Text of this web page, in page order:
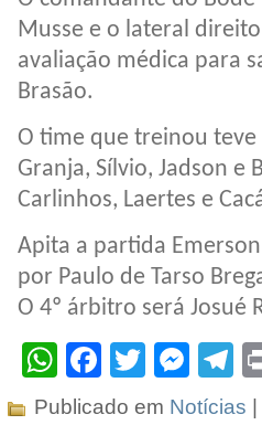
Musse e o lateral
avaliação médica para
Brasão.
O time que treinou teve
Granja, Sílvio, Jadson e
Carlinhos, Laertes e
Apita a partida
por Paulo de Tarso
O 4º árbitro será Josué
WhatsApp
Facebook
Twitter
Publicado em Notícias